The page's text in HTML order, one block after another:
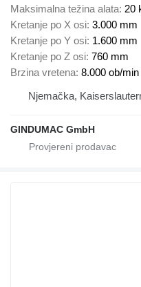
Maksimalna težina alata 20
Kretanje po X osi 3.000 mm
Kretanje po Y osi 1.600 mm
Kretanje po Z osi 760 mm
Brzina vretena 8.000 ob/min
Njemačka,
GINDUMAC GmbH